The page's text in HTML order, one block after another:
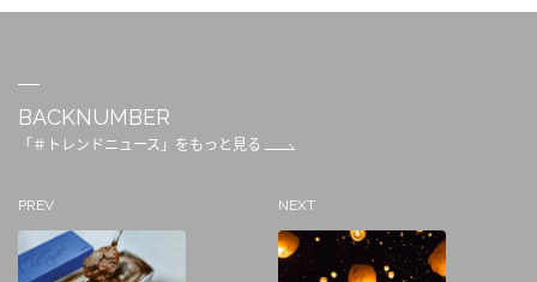
BACKNUMBER
「＃トレンドニュース」をもっと見る
PREV NEXT